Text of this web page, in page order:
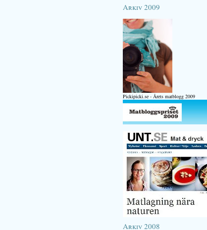
Arkiv 2009
Pickipicki.se - Årets matblogg 2009
Arkiv 2008